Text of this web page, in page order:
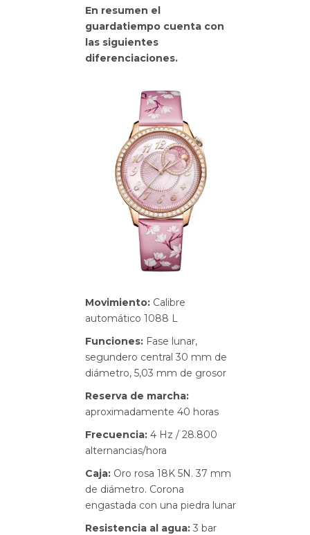
En resumen el
guardatiempo cuenta con
las siguientes
diferenciaciones.
Movimiento: Calibre
automático 1088 L
Funciones: Fase lunar,
segundero central 30 mm de
diámetro, 5,03 mm de grosor
Reserva de marcha:
aproximadamente 40 horas
Frecuencia: 4 Hz / 28.800
alternancias/hora
Caja: Oro rosa 18K 5N. 37 mm
de diámetro. Corona
engastada con una piedra lunar
Resistencia al agua: 3 bar